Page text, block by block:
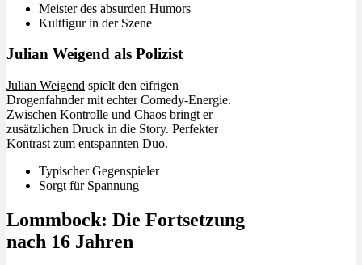
Meister des absurden Humors
Kultfigur in der Szene
Julian Weigend als Polizist
Julian Weigend spielt den eifrigen
Drogenfahnder mit echter Comedy-Energie.
Zwischen Kontrolle und Chaos bringt er
zusätzlichen Druck in die Story. Perfekter
Kontrast zum entspannten Duo.
Typischer Gegenspieler
Sorgt für Spannung
Lommbock: Die Fortsetzung
nach 16 Jahren